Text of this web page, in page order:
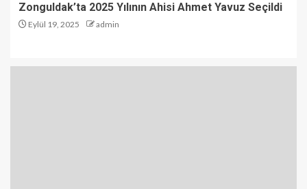
Zonguldak’ta 2025 Yılının Ahisi Ahmet Yavuz Seçildi
Eylül 19, 2025 admin